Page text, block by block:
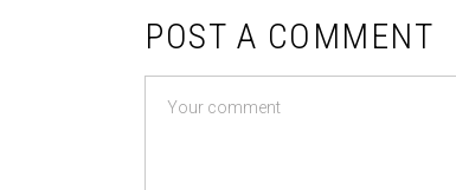
POST A COMMENT